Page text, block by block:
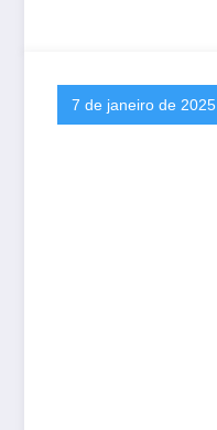
7 de janeiro de 2025